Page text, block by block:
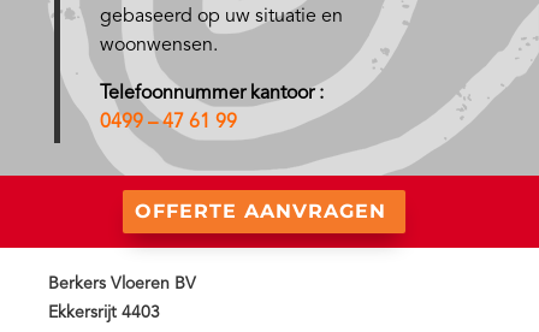
gebaseerd op uw situatie en
woonwensen.
Telefoonnummer kantoor :
0499 – 47 61 99
OFFERTE AANVRAGEN
Berkers Vloeren BV
Ekkersrijt 4403